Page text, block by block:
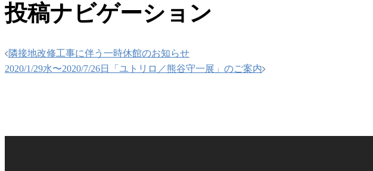
投稿ナビゲーション
隣接地改修工事に伴う一時休館のお知らせ
2020/1/29水〜2020/7/26日「ユトリロ／熊谷守一展」のご案内